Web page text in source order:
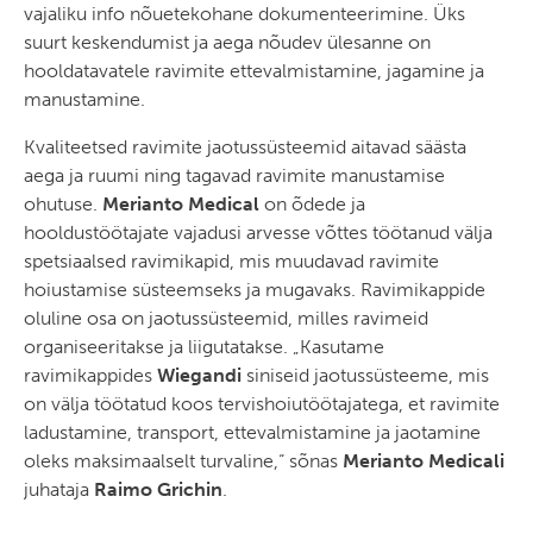
vajaliku info nõuetekohane dokumenteerimine. Üks
suurt keskendumist ja aega nõudev ülesanne on
hooldatavatele ravimite ettevalmistamine, jagamine ja
manustamine.
Kvaliteetsed ravimite jaotussüsteemid aitavad säästa
aega ja ruumi ning tagavad ravimite manustamise
ohutuse. Merianto Medical on õdede ja
hooldustöötajate vajadusi arvesse võttes töötanud välja
spetsiaalsed ravimikapid, mis muudavad ravimite
hoiustamise süsteemseks ja mugavaks. Ravimikappide
oluline osa on jaotussüsteemid, milles ravimeid
organiseeritakse ja liigutatakse. „Kasutame
ravimikappides Wiegandi siniseid jaotussüsteeme, mis
on välja töötatud koos tervishoiutöötajatega, et ravimite
ladustamine, transport, ettevalmistamine ja jaotamine
oleks maksimaalselt turvaline,“ sõnas Merianto Medicali
juhataja Raimo Grichin